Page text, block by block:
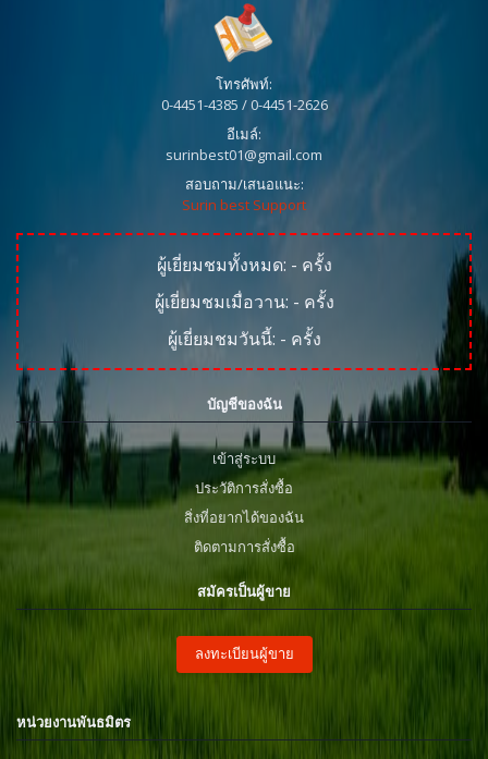
โทรศัพท์:
0-4451-4385 / 0-4451-2626
อีเมล์:
surinbest01@gmail.com
สอบถาม/เสนอแนะ:
Surin best Support
ผู้เยี่ยมชมทั้งหมด: - ครั้ง
ผู้เยี่ยมชมเมื่อวาน: - ครั้ง
ผู้เยี่ยมชมวันนี้: - ครั้ง
บัญชีของฉัน
เข้าสู่ระบบ
ประวัติการสั่งซื้อ
สิ่งที่อยากได้ของฉัน
ติดตามการสั่งซื้อ
สมัครเป็นผู้ขาย
ลงทะเบียนผู้ขาย
หน่วยงานพันธมิตร